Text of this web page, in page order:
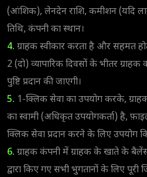
(आंशिक), लेनदेन राशि, कमीशन (यदि
तिथि, कंपनी का स्थान।
4. ग्राहक स्वीकार करता है और सहमत
2 (दो) व्यापारिक दिवसों के भीतर
पुष्टि प्रदान की जाएगी।
5. 1-क्लिक सेवा का उपयोग करके,
का स्वामी (अधिकृत उपयोगकर्ता) है,
क्लिक सेवा प्रदान करने के लिए उपयोग
6. ग्राहक कंपनी में ग्राहक के खाते के
द्वारा किए गए सभी भुगतानों के लिए पूरी